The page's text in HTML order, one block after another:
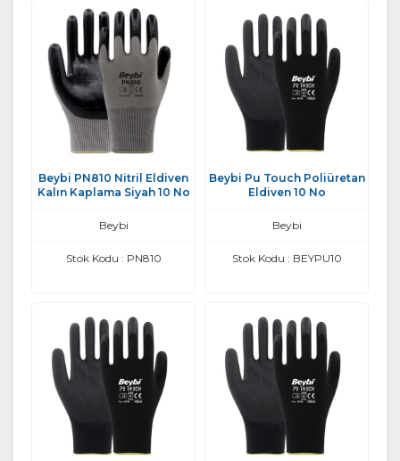
Beybi PN810 Nitril Eldiven
Kalın Kaplama Siyah 10 No
Beybi
Stok Kodu : PN810
Beybi Pu Touch Poliüretan
Eldiven 10 No
Beybi
Stok Kodu : BEYPU10